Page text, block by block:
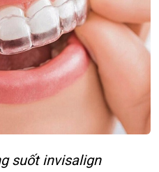
suốt invisalign